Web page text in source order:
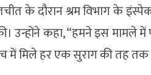
के दौरान श्रम विभाग के
उन्होंने कहा, “हमने इस मामले में
में मिले हर एक सुराग की तह तक